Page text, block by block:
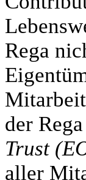
Rega
der
Trust
aller